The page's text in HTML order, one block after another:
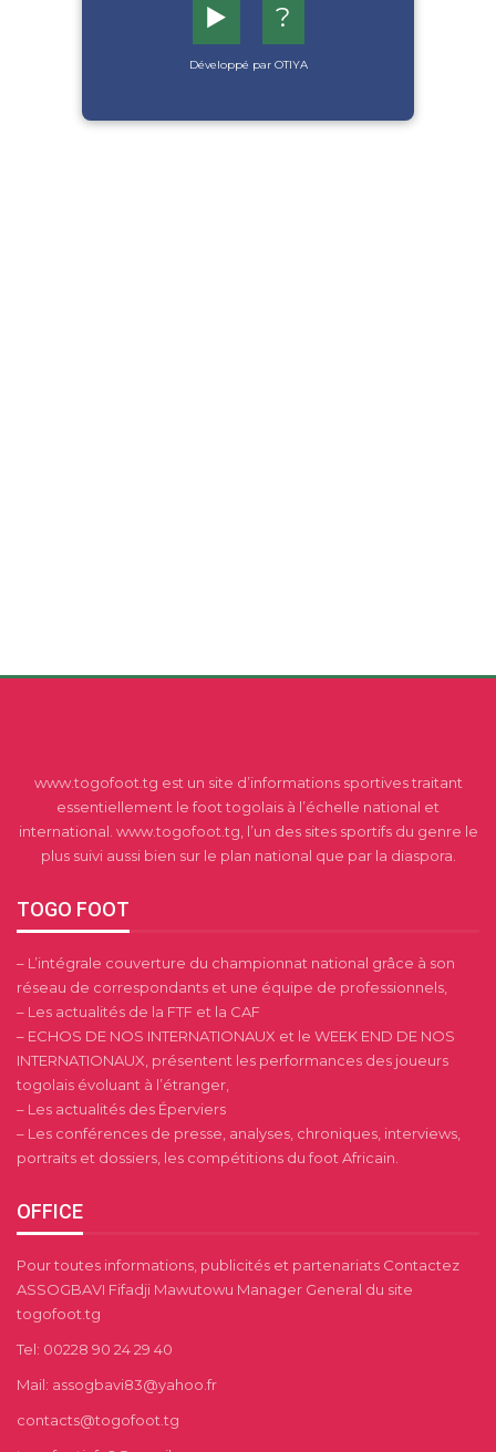
▶️ ?
Développé par OTIYA
www.togofoot.tg est un site d’informations sportives traitant
essentiellement le foot togolais à l’échelle national et
international. www.togofoot.tg, l’un des sites sportifs du genre le
plus suivi aussi bien sur le plan national que par la diaspora.
TOGO FOOT
– L’intégrale couverture du championnat national grâce à son
réseau de correspondants et une équipe de professionnels,
– Les actualités de la FTF et la CAF
– ECHOS DE NOS INTERNATIONAUX et le WEEK END DE NOS
INTERNATIONAUX, présentent les performances des joueurs
togolais évoluant à l’étranger,
– Les actualités des Éperviers
– Les conférences de presse, analyses, chroniques, interviews,
portraits et dossiers, les compétitions du foot Africain.
OFFICE
Pour toutes informations, publicités et partenariats Contactez
ASSOGBAVI Fifadji Mawutowu Manager General du site
togofoot.tg
Tel: 00228 90 24 29 40
Mail: assogbavi83@yahoo.fr
contacts@togofoot.tg